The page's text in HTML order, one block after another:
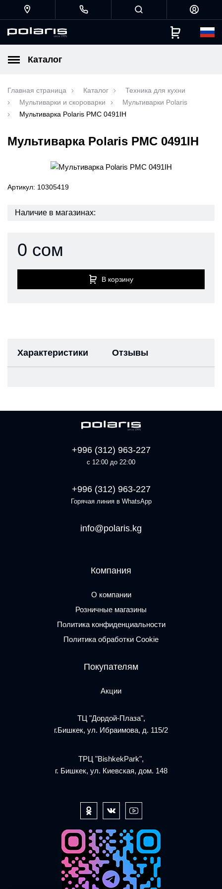
Каталог
Главная страница Каталог
Техника для кухни
Мультиварки и скороварки
Мультиварки Polaris
Мультиварка Polaris PMC 0491IH
Мультиварка Polaris PMC 0491IH
Артикул: 10305419
Наличие в магазинах:
0 сом
В корзину
Характеристики Отзывы
+996 (312) 963-227
с 12:00 до 22:00
+996 (312) 963-227
Горячая линия в WhatsApp
info@polaris.kg
Компания
О компании
Розничные магазины
Политика конфиденциальности
Политика обработки Cookie
Покупателям
Акции
ТЦ "Дордой-Плаза",
г.Бишкек, ул. Ибраимова, д. 115/2
ТРЦ "BishkekPark",
г. Бишкек, ул. Киевская, дом. 148